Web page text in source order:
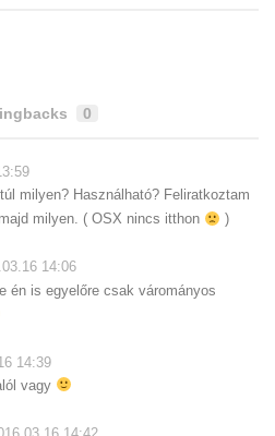
0
milyen? Használható? Feliratkoztam
milyen. ( OSX nincs itthon
)
14:06
én is egyelőre csak várományos
14:39
vagy